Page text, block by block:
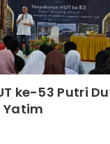
ke-53 Putri
Yatim